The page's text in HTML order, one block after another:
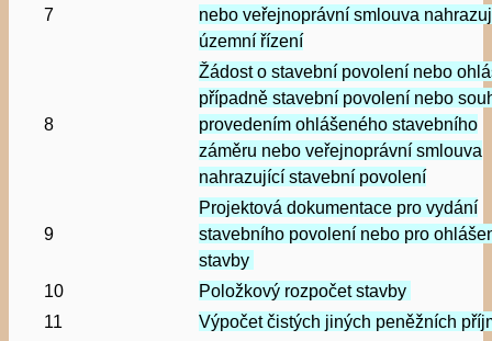
7
nebo veřejnoprávní smlouva
územní řízení
8
Žádost o stavební povolení nebo
případně stavební povolení nebo
provedením ohlášeného stavebního
záměru nebo veřejnoprávní smlouva
nahrazující stavební povolení
9
Projektová dokumentace pro vydání
stavebního povolení nebo pro
stavby
10
Položkový rozpočet stavby
11
Výpočet čistých jiných peněžních